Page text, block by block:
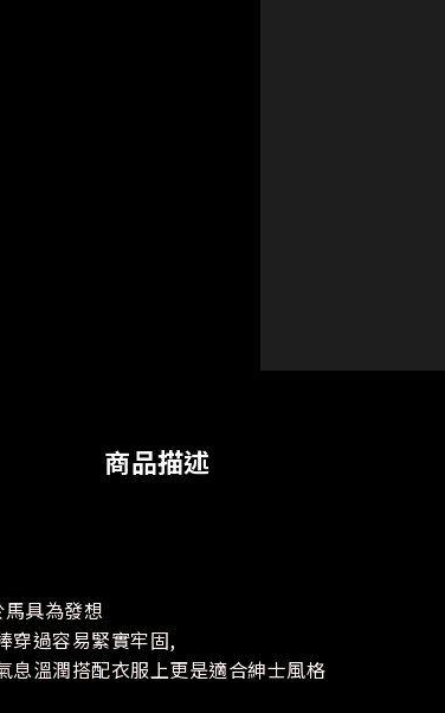
商品描述
具為發想
穿過容易緊實牢固,
息溫潤搭配衣服上更是適合紳士風格